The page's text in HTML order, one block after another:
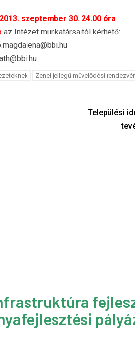
2013. szeptember 30. 24.00 óra
az Intézet munkatársaitól kérhető:
Zenei jellegű művelődési
Települési